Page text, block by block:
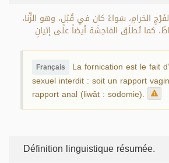
الحَرامِ، سَواءً كان في قُبُلٍ، وهو الزِّنا،
كما تُطلَق الفاحِشَة أيضاً على إتيانِ
Français
La fornication est le fait
sexuel interdit : soit un rapport
rapport anal (liwât : sodomie).
Définition linguistique résumée.